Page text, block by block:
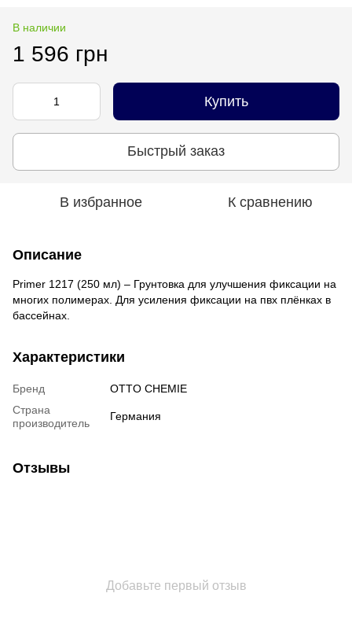
В наличии
1 596 грн
Купить
Быстрый заказ
В избранное К сравнению
Описание
Primer 1217 (250 мл) – Грунтовка для улучшения фиксации на
многих полимерах. Для усиления фиксации на пвх плёнках в
бассейнах.
Характеристики
Бренд
OTTO CHEMIE
Страна
производитель
Германия
Отзывы
Добавьте первый отзыв